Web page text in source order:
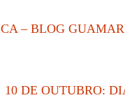
– BLOG
10 DE OUTUBRO: